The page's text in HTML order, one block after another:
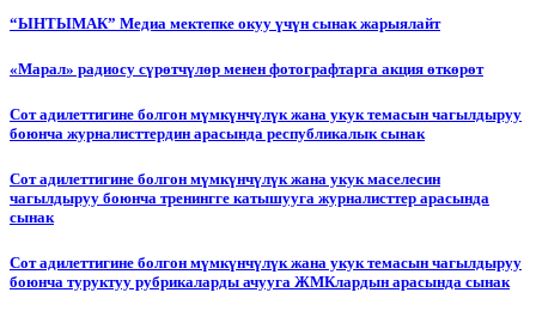
“ЫНТЫМАК” Медиа мектепке окуу үчүн сынак жарыялайт
«Марал» радиосу сүрөтчүлөр менен фотографтарга акция өткөрөт
Сот адилеттигине болгон мүмкүнчүлүк жана укук темасын чагылдыруу
боюнча журналисттердин арасында республикалык сынак
Сот адилеттигине болгон мүмкүнчүлүк жана укук маселесин
чагылдыруу боюнча тренингге катышууга журналисттер арасында
сынак
Сот адилеттигине болгон мүмкүнчүлүк жана укук темасын чагылдыруу
боюнча туруктуу рубрикаларды ачууга ЖМКлардын арасында сынак